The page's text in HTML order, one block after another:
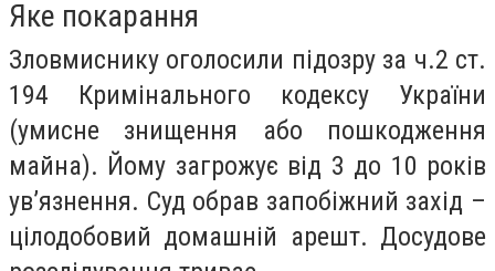
Яке покарання
Зловмиснику оголосили підозру за ч.2 ст.
194 Кримінального кодексу України
(умисне знищення або пошкодження
майна). Йому загрожує від 3 до 10 років
ув’язнення. Суд обрав запобіжний захід –
цілодобовий домашній арешт. Досудове